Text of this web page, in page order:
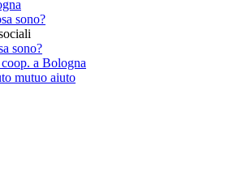
sono?
sono?
a Bologna
mutuo aiuto